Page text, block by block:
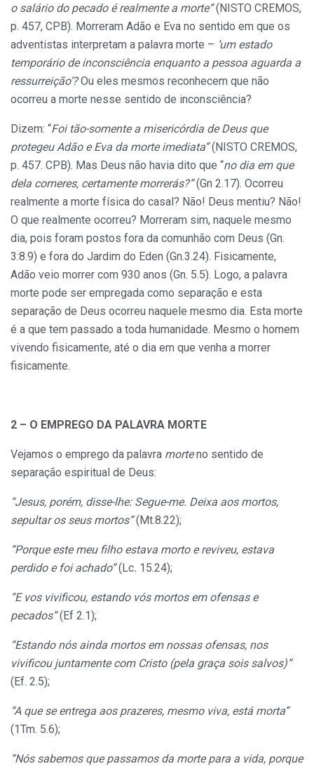
o salário do pecado é realmente a morte”(NISTO CREMOS,
p. 457, CPB). Morreram Adão e Eva no sentido em que os
adventistas interpretam a palavra morte – ‘um estado
temporário de inconsciência enquanto a pessoa aguarda a
ressurreição’?Ou eles mesmos reconhecem que não
ocorreu a morte nesse sentido de inconsciência?
Dizem: “Foi tão-somente a misericórdia de Deus que
protegeu Adão e Eva da morte imediata”(NISTO CREMOS,
p. 457. CPB). Mas Deus não havia dito que “no dia em que
dela comeres, certamente morrerás?”(Gn 2.17). Ocorreu
realmente a morte física do casal? Não! Deus mentiu? Não!
O que realmente ocorreu? Morreram sim, naquele mesmo
dia, pois foram postos fora da comunhão com Deus (Gn.
3:8.9) e fora do Jardim do Eden (Gn.3.24). Fisicamente,
Adão veio morrer com 930 anos (Gn. 5.5). Logo, a palavra
morte pode ser empregada como separação e esta
separação de Deus ocorreu naquele mesmo dia. Esta morte
é a que tem passado a toda humanidade. Mesmo o homem
vivendo fisicamente, até o dia em que venha a morrer
fisicamente.
2 – O EMPREGO DA PALAVRA MORTE
Vejamos o emprego da palavra morteno sentido de
separação espiritual de Deus:
“Jesus, porém, disse-lhe: Segue-me. Deixa aos mortos,
sepultar os seus mortos”(Mt.8.22);
“Porque este meu filho estava morto e reviveu, estava
perdido e foi achado”(Lc. 15.24);
“E vos vivificou, estando vós mortos em ofensas e
pecados”(Ef 2.1);
“Estando nós ainda mortos em nossas ofensas, nos
vivificou juntamente com Cristo (pela graça sois salvos)”
(Ef. 2.5);
“A que se entrega aos prazeres, mesmo viva, está morta”
(1Tm. 5.6);
“Nós sabemos que passamos da morte para a vida, porque